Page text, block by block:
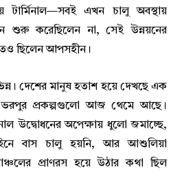
টার্মিনাল—সবই এখন চালু অবস্থায়
শুরু করেছিলেন না, সেই উন্নয়নের
ছিলেন আপসহীন।
দেশের মানুষ হতাশ হয়ে দেখছে এক
প্রকল্পগুলো আজ থেমে আছে।
উদ্বোধনের অপেক্ষায় ধুলো জমাচ্ছে,
বাস চালু হয়নি, আর আশুলিয়া
প্রাণরস হয়ে উঠার কথা ছিল